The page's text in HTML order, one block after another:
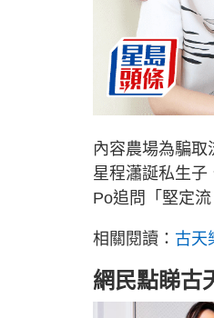
內容農場為騙
星程瀟誕私生子
Po追問「堅定
相關閱讀： 古天
網民點睇古